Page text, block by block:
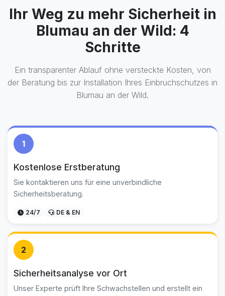
Ihr Weg zu mehr Sicherheit in
Blumau an der Wild: 4
Schritte
Ein transparenter Ablauf ohne versteckte Kosten, von
der Beratung bis zur Installation Ihres Einbruchschutzes in
Blumau an der Wild.
1
Kostenlose Erstberatung
Sie kontaktieren uns für eine unverbindliche
Sicherheitsberatung.
24/7 DE & EN
2
Sicherheitsanalyse vor Ort
Unser Experte prüft Ihre Schwachstellen und erstellt ein